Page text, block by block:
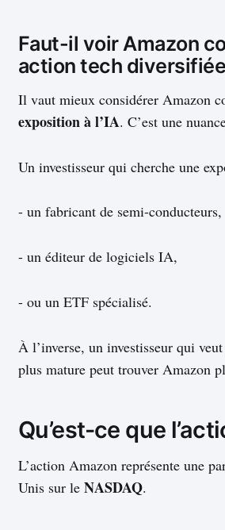
Faut-il voir Amazon
action tech
Il vaut mieux considérer Amazon
exposition à l’IA. C’est une
Un investisseur qui cherche une
- un fabricant de semi-conducteurs,
- un éditeur de logiciels IA,
- ou un ETF spécialisé.
À l’inverse, un investisseur qui
plus mature peut trouver Amazon
Qu’est-ce que
L’action Amazon représente une
Unis sur le NASDAQ.